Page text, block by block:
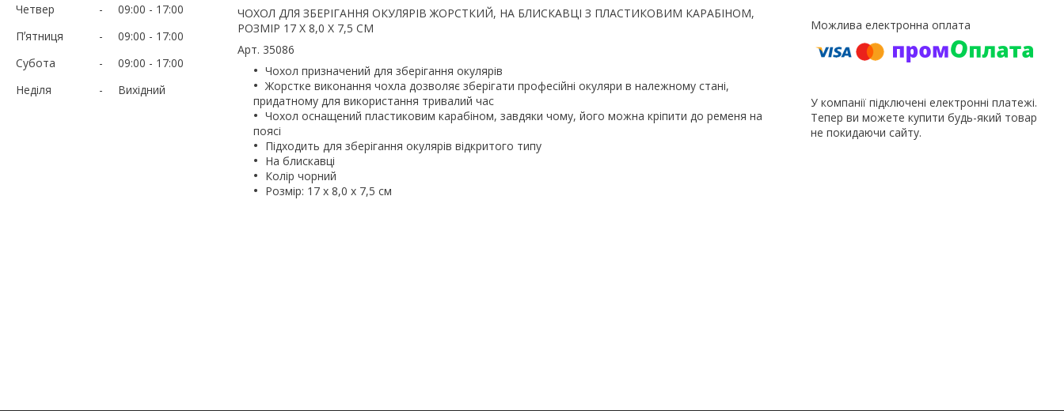
Четвер
09:00
17:00
Пʼятниця
09:00
17:00
Субота
09:00
17:00
Неділя
Вихідний
ЧОХОЛ ДЛЯ ЗБЕРІГАННЯ ОКУЛЯРІВ ЖОРСТКИЙ, НА БЛИСКАВЦІ З ПЛАСТИКОВИМ КАРАБІНОМ,
РОЗМІР 17 Х 8,0 Х 7,5 СМ
Арт. 35086
Чохол призначений для зберігання окулярів
Жорстке виконання чохла дозволяє зберігати професійні окуляри в належному стані,
придатному для використання тривалий час
Чохол оснащений пластиковим карабіном, завдяки чому, його можна кріпити до ременя на
поясі
Підходить для зберігання окулярів відкритого типу
На блискавці
Колір чорний
Розмір: 17 х 8,0 х 7,5 см
У компанії підключені електронні платежі.
Тепер ви можете купити будь-який товар
не покидаючи сайту.